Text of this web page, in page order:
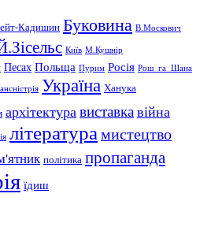
Кадишин Буковина В.Москович
Київ М.Кушнір
Песах Польща Пурим Росія Рош_га_Шана
Україна Ханука
архітектура виставка війна
література мистецтво
політика пропаганда
їдиш